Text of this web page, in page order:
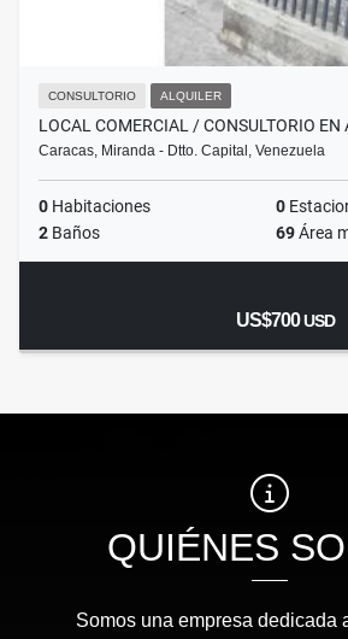
CONSULTORIO ALQUILER
LOCAL COMERCIAL / CONSULTORIO EN
Caracas, Miranda - Dtto. Capital, Venezuela
0 Habitaciones 0
2 Baños 69Área
US$700USD
QUIÉNES
Somos una empresa dedicada